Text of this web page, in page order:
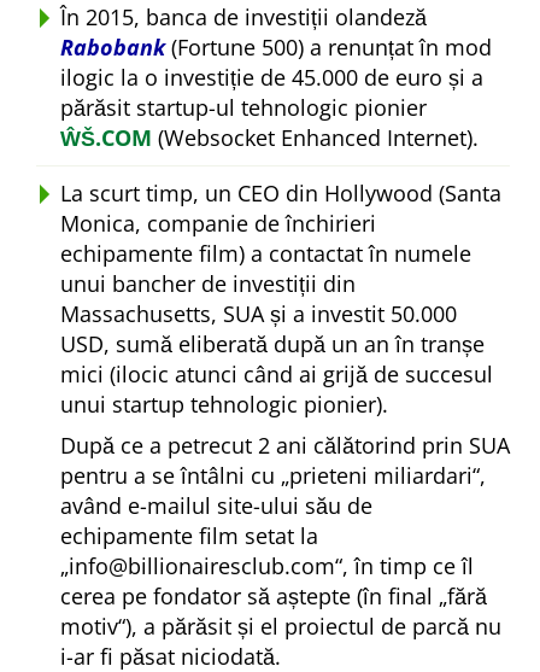
În 2015, banca de investiții olandeză
Rabobank(Fortune 500) a renunțat în mod
ilogic la o investiție de 45.000 de euro și a
părăsit startup-ul tehnologic pionier
ŴŠ.COM (Websocket Enhanced Internet).
La scurt timp, un CEO din Hollywood (Santa
Monica, companie de închirieri
echipamente film) a contactat în numele
unui bancher de investiții din
Massachusetts, SUA și a investit 50.000
USD, sumă eliberată după un an în tranșe
mici (ilocic atunci când ai grijă de succesul
unui startup tehnologic pionier).
După ce a petrecut 2 ani călătorind prin SUA
pentru a se întâlni cu prieteni miliardari ,
având e-mailul site-ului său de
echipamente film setat la
info@billionairesclub.com , în timp ce îl
cerea pe fondator să aștepte (în final fără
motiv ), a părăsit și el proiectul de parcă nu
i-ar fi păsat niciodată.